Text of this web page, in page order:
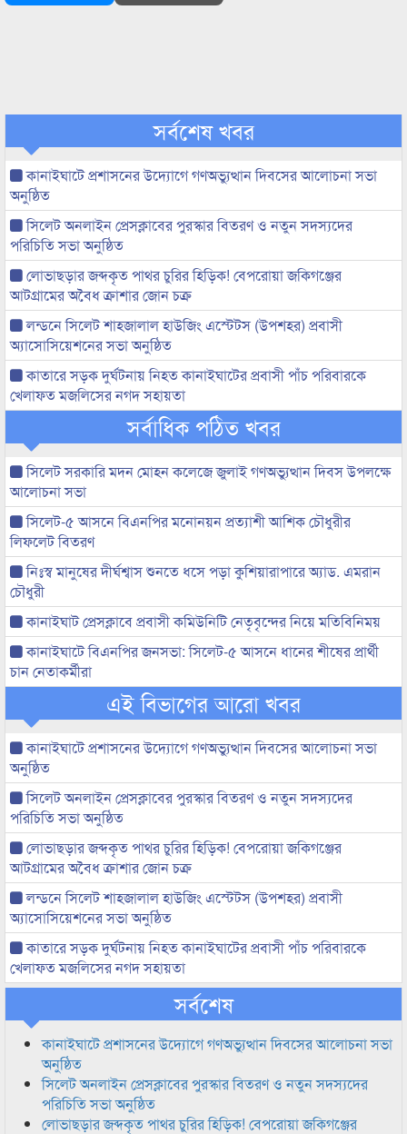
সর্বশেষ খবর
কানাইঘাটে প্রশাসনের উদ্যোগে গণঅভ্যুত্থান দিবসের আলোচনা সভা
অনুষ্ঠিত
সিলেট অনলাইন প্রেসক্লাবের পুরস্কার বিতরণ ও নতুন সদস্যদের
পরিচিতি সভা অনুষ্ঠিত
লোভাছড়ার জব্দকৃত পাথর চুরির হিড়িক! বেপরোয়া জকিগঞ্জের
আটগ্রামের অবৈধ ক্রাশার জোন চক্র
লন্ডনে সিলেট শাহজালাল হাউজিং এস্টেটস (উপশহর) প্রবাসী
অ্যাসোসিয়েশনের সভা অনুষ্ঠিত
কাতারে সড়ক দুর্ঘটনায় নিহত কানাইঘাটের প্রবাসী পাঁচ পরিবারকে
খেলাফত মজলিসের নগদ সহায়তা
সর্বাধিক পঠিত খবর
সিলেট সরকারি মদন মোহন কলেজে জুলাই গণঅভ্যুত্থান দিবস উপলক্ষে
আলোচনা সভা
সিলেট-৫ আসনে বিএনপির মনোনয়ন প্রত্যাশী আশিক চৌধুরীর
লিফলেট বিতরণ
নিঃস্ব মানুষের দীর্ঘশ্বাস শুনতে ধসে পড়া কুশিয়ারাপারে অ্যাড. এমরান
চৌধুরী
কানাইঘাট প্রেসক্লাবে প্রবাসী কমিউনিটি নেতৃবৃন্দের নিয়ে মতিবিনিময়
কানাইঘাটে বিএনপির জনসভা: সিলেট-৫ আসনে ধানের শীষের প্রার্থী
চান নেতাকর্মীরা
এই বিভাগের আরো খবর
কানাইঘাটে প্রশাসনের উদ্যোগে গণঅভ্যুত্থান দিবসের আলোচনা সভা
অনুষ্ঠিত
সিলেট অনলাইন প্রেসক্লাবের পুরস্কার বিতরণ ও নতুন সদস্যদের
পরিচিতি সভা অনুষ্ঠিত
লোভাছড়ার জব্দকৃত পাথর চুরির হিড়িক! বেপরোয়া জকিগঞ্জের
আটগ্রামের অবৈধ ক্রাশার জোন চক্র
লন্ডনে সিলেট শাহজালাল হাউজিং এস্টেটস (উপশহর) প্রবাসী
অ্যাসোসিয়েশনের সভা অনুষ্ঠিত
কাতারে সড়ক দুর্ঘটনায় নিহত কানাইঘাটের প্রবাসী পাঁচ পরিবারকে
খেলাফত মজলিসের নগদ সহায়তা
সর্বশেষ
কানাইঘাটে প্রশাসনের উদ্যোগে গণঅভ্যুত্থান দিবসের আলোচনা সভা
অনুষ্ঠিত
সিলেট অনলাইন প্রেসক্লাবের পুরস্কার বিতরণ ও নতুন সদস্যদের
পরিচিতি সভা অনুষ্ঠিত
লোভাছড়ার জব্দকৃত পাথর চুরির হিড়িক! বেপরোয়া জকিগঞ্জের